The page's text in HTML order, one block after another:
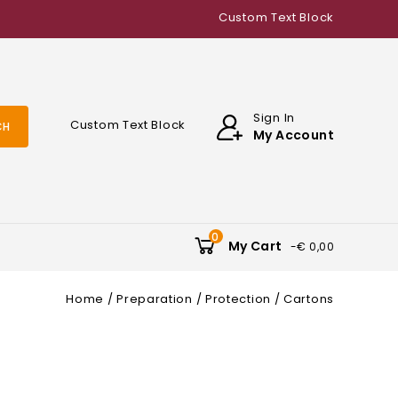
Custom Text Block
Sign In
My Account
Custom Text Block
0
My Cart -€ 0,00
Home Preparation Protection Cartons